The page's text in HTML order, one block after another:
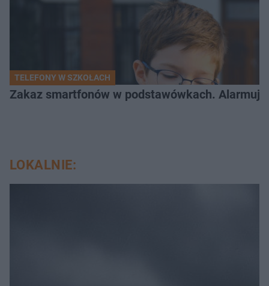
TELEFONY W SZKOŁACH
Zakaz smartfonów w podstawówkach.
LOKALNIE: